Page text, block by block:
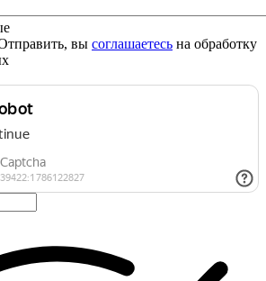
вы соглашаетесь на обработку